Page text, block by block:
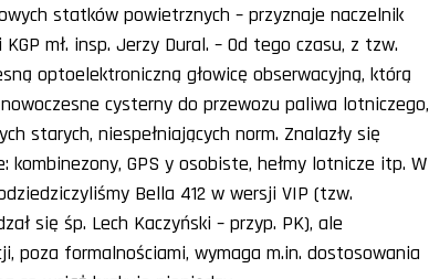
statków powietrznych – przyznaje naczelnik
mł. insp. Jerzy Dural. – Od tego czasu, z tzw.
optoelektroniczną głowicę obserwacyjną, którą
cysterny do przewozu paliwa lotniczego,
starych, niespełniających norm. Znalazły się
GPS y osobiste, hełmy lotnicze itp. W
Bella 412 w wersji VIP (tzw.
się śp. Lech Kaczyński – przyp. PK), ale
poza formalnościami, wymaga m.in. dostosowania